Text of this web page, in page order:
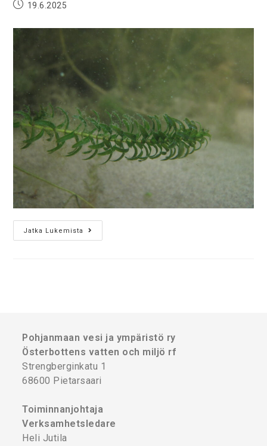
19.6.2025
Jatka Lukemista
Pohjanmaan vesi ja ympäristö ry
Österbottens vatten och miljö rf
Strengberginkatu 1
68600 Pietarsaari
Toiminnanjohtaja
Verksamhetsledare
Heli Jutila